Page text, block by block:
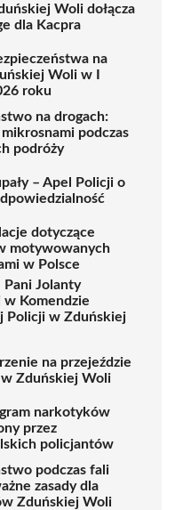
Woli dołącza
dla Kacpra
na
Woli w I
roku
na drogach:
podczas
podróży
– Apel Policji o
dotyczące
motywowanych
w Polsce
Pani Jolanty
w Komendzie
Policji w Zduńskiej
na przejeździe
Zduńskiej Woli
narkotyków
przez
policjantów
podczas fali
zasady dla
Zduńskiej Woli